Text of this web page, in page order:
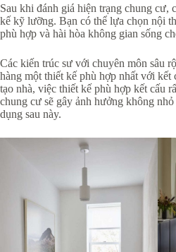
Sau khi đánh giá hiện trạng chung cư,
kế kỹ lưỡng. Bạn có thể lựa chọn nội
phù hợp và hài hòa không gian sống
Các kiến trúc sư với chuyên môn sâu
hàng một thiết kế phù hợp nhất với kết
tạo nhà, việc thiết kế phù hợp kết cấu
chung cư sẽ gây ảnh hưởng không
dụng sau này.